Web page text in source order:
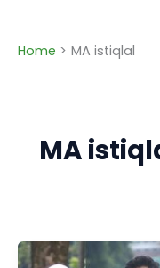
content
Home MA istiqlal
MA